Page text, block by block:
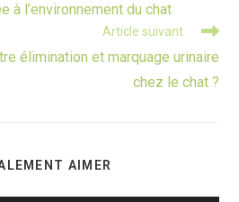
à l’environnement du chat
Article suivant
élimination et marquage urinaire
chez le chat ?
AIMER